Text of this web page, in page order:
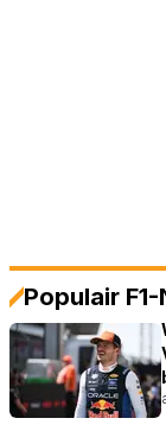
Populair